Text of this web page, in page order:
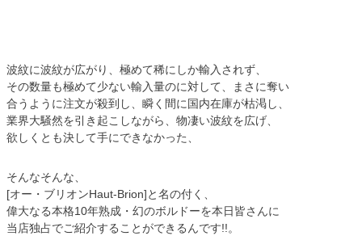
波紋に波紋が広がり、極めて稀にしか輸入されず、
その数量も極めて少ない輸入量のに対して、まさに奪い
合うように注文が殺到し、瞬く間に国内在庫が枯渇し、
業界大騒然を引き起こしながら、物凄い波紋を広げ、
欲しくとも決して手にできなかった、
そんなそんな、
[オー・ブリオンHaut-Brion]と名の付く、
偉大なる本格10年熟成・幻のボルドーを本日皆さんに
当店独占でご紹介することができるんです!!。